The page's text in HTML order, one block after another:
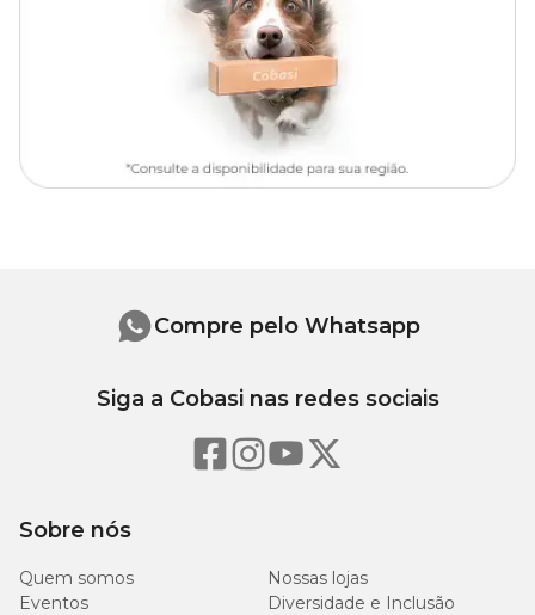
Repita a operação se necessário.
Sobre nós
Quem somos
Nossas lojas
Eventos
Diversidade e Inclusão
Compre pelo Whatsapp
Siga a Cobasi nas redes sociais